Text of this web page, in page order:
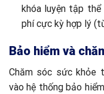
khóa luyện tập
phí cực kỳ hợp lý
Bảo hiểm và
Chăm sóc sức khỏe
vào hệ thống bảo